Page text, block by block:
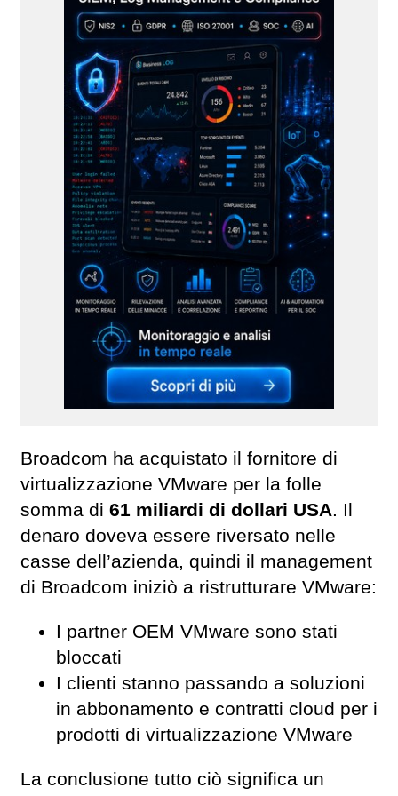
Broadcom ha acquistato il fornitore di
virtualizzazione VMware per la folle
somma di 61 miliardi di dollari USA. Il
denaro doveva essere riversato nelle
casse dell’azienda, quindi il management
di Broadcom iniziò a ristrutturare VMware:
I partner OEM VMware sono stati
bloccati
I clienti stanno passando a soluzioni
in abbonamento e contratti cloud per i
prodotti di virtualizzazione VMware
La conclusione tutto ciò significa un